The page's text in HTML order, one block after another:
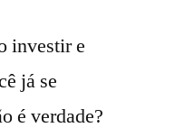
investir e
já se
é verdade?